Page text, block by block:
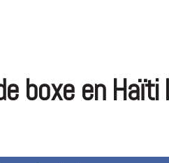
boxe en Haïti